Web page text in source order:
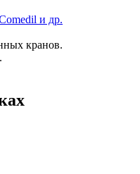
и др.
кранов.